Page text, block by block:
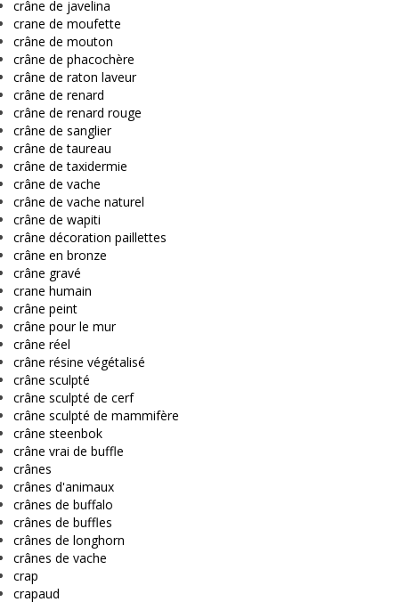
crâne de javelina
crane de moufette
crâne de mouton
crâne de phacochère
crâne de raton laveur
crâne de renard
crâne de renard rouge
crâne de sanglier
crâne de taureau
crâne de taxidermie
crâne de vache
crâne de vache naturel
crâne de wapiti
crâne décoration paillettes
crâne en bronze
crâne gravé
crane humain
crâne peint
crâne pour le mur
crâne réel
crâne résine végétalisé
crâne sculpté
crâne sculpté de cerf
crâne sculpté de mammifère
crâne steenbok
crâne vrai de buffle
crânes
crânes d'animaux
crânes de buffalo
crânes de buffles
crânes de longhorn
crânes de vache
crap
crapaud